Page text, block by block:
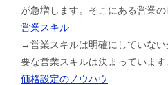
が急増します。そこにある営業
営業スキル
→営業スキルは明確にしていな
要な営業スキルは決まっていま
価格設定のノウハウ